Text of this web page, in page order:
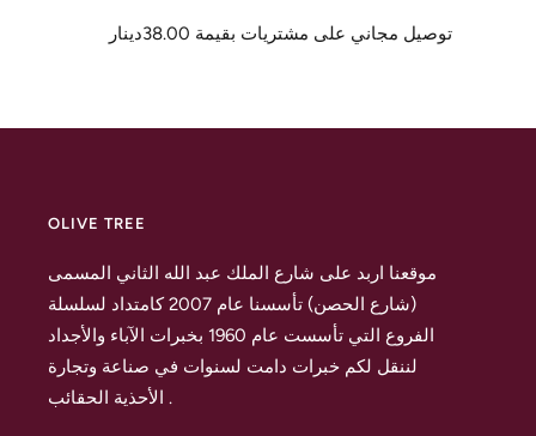
توصيل مجاني على مشتريات بقيمة 38.00دينار
OLIVE TREE
موقعنا اربد على شارع الملك عبد الله الثاني المسمى
(شارع الحصن) تأسسنا عام 2007 كامتداد لسلسلة
الفروع التي تأسست عام 1960 بخبرات الآباء والأجداد
لننقل لكم خبرات دامت لسنوات في صناعة وتجارة
الأحذية الحقائب .